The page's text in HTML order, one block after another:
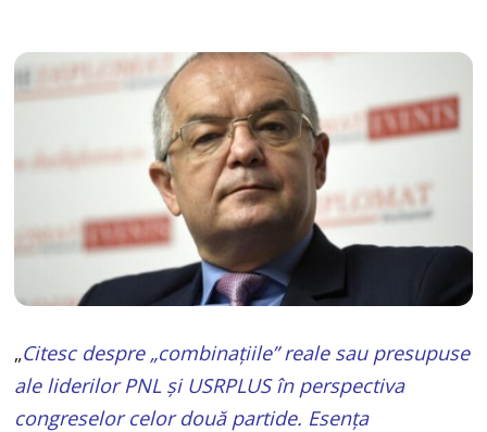
„Citesc despre „combinațiile” reale sau presupuse
ale liderilor PNL şi USRPLUS în perspectiva
congreselor celor două partide. Esența